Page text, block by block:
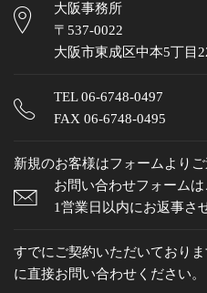
大阪事務所
〒537-0022
大阪市東成区中本5丁目
TEL06-6748-0497
FAX 06-6748-0495
新規のお客様はフォームより
お問い合わせフォームは
1営業日以内にお返事さ
すでにご契約いただいており
に直接お問い合わせください。